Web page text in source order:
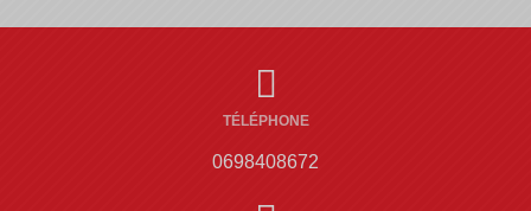
TÉLÉPHONE
0698408672